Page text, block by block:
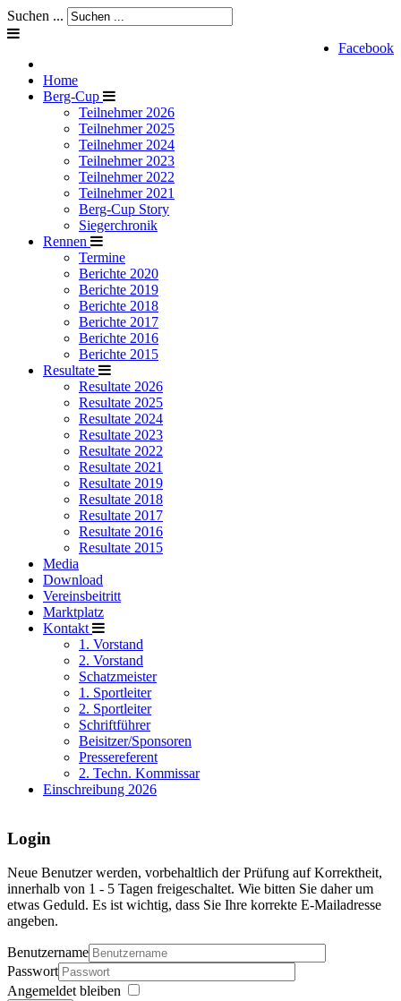
Suchen ...
Facebook
Home
Berg-Cup
Teilnehmer 2026
Teilnehmer 2025
Teilnehmer 2024
Teilnehmer 2023
Teilnehmer 2022
Teilnehmer 2021
Berg-Cup Story
Siegerchronik
Rennen
Termine
Berichte 2020
Berichte 2019
Berichte 2018
Berichte 2017
Berichte 2016
Berichte 2015
Resultate
Resultate 2026
Resultate 2025
Resultate 2024
Resultate 2023
Resultate 2022
Resultate 2021
Resultate 2019
Resultate 2018
Resultate 2017
Resultate 2016
Resultate 2015
Media
Download
Vereinsbeitritt
Marktplatz
Kontakt
1. Vorstand
2. Vorstand
Schatzmeister
1. Sportleiter
2. Sportleiter
Schriftführer
Beisitzer/Sponsoren
Pressereferent
2. Techn. Kommissar
Einschreibung 2026
Login
Neue Benutzer werden, vorbehaltlich der Prüfung auf Korrektheit,
innerhalb von 1 - 5 Tagen freigeschaltet. Wie bitten Sie daher um
etwas Geduld. Es ist wichtig, dass Sie Ihre korrekte E-Mailadresse
angeben.
Benutzername
Passwort
Angemeldet bleiben